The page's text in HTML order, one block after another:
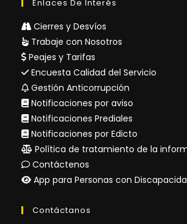
Enlaces De Interés
Cierres y Desvíos
Trabaje con Nosotros
Peajes y Tarifas
Encuesta Calidad del Servicio
Gestión Anticorrupción
Notificaciones por aviso
Notificaciones Prediales
Notificaciones por Edicto
Política de tratamiento de la
Contáctenos
App para Personas con
Contáctanos